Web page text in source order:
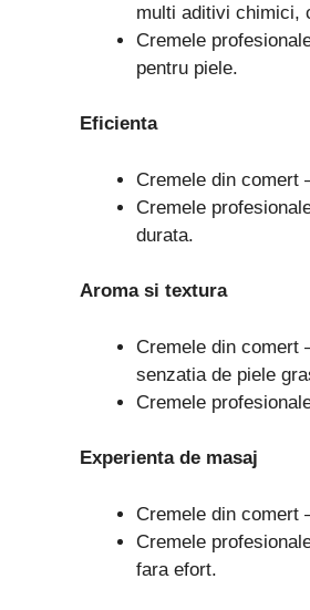
multi aditivi chimici,
Cremele
pentru piele.
Eficienta
Cremele din comert
Cremele
durata.
Aroma si textura
Cremele din comert
senzatia de piele
Cremele
Experienta de masaj
Cremele din comert
Cremele
fara efort.